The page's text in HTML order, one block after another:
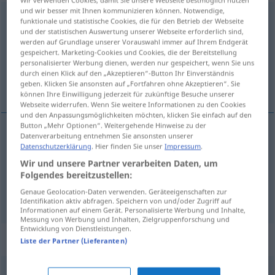
verpflichten <verpflichten>
Übersicht aller Übersetzungen
(Für mehr Details die Übersetzung anklicken/antippen)
verplichten, engageren
verplichten verpflichten
engageren verpflichteneinstellen
Synonyme für "verpflichten"
und wir besser mit Ihnen kommunizieren können. Notwendige,
funktionale und statistische Cookies, die für den Betrieb der Webseite
und der statistischen Auswertung unserer Webseite erforderlich sind,
werden auf Grundlage unserer Vorauswahl immer auf Ihrem Endgerät
gespeichert. Marketing-Cookies und Cookies, die der Bereitstellung
personalisierter Werbung dienen, werden nur gespeichert, wenn Sie uns
durch einen Klick auf den „Akzeptieren“-Button Ihr Einverständnis
geben. Klicken Sie ansonsten auf „Fortfahren ohne Akzeptieren“. Sie
können Ihre Einwilligung jederzeit für zukünftige Besuche unserer
Webseite widerrufen. Wenn Sie weitere Informationen zu den Cookies
und den Anpassungsmöglichkeiten möchten, klicken Sie einfach auf den
Button „Mehr Optionen“. Weitergehende Hinweise zu der
Datenverarbeitung entnehmen Sie ansonsten unserer
Datenschutzerklärung . Hier finden Sie unserImpressum
Wir und unsere Partner verarbeiten Daten, um
Folgendes bereitzustellen:
Genaue Geolocation-Daten verwenden. Geräteeigenschaften zur
Identifikation aktiv abfragen. Speichern von und/oder Zugriff auf
Informationen auf einem Gerät. Personalisierte Werbung und Inhalte,
Messung von Werbung und Inhalten, Zielgruppenforschung und
Entwicklung von Dienstleistungen.
Liste der Partner (Lieferanten)